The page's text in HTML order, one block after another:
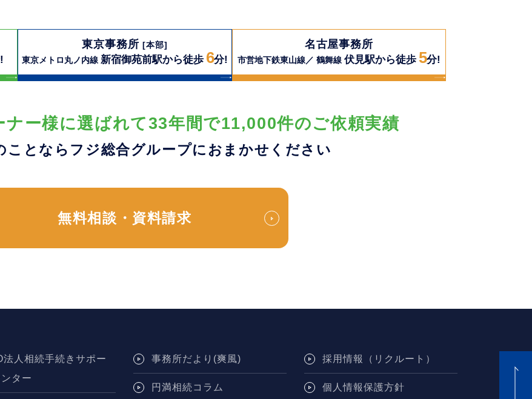
東京事務所[本部]
東京メトロ丸ノ内線 新宿御苑前駅から徒歩 6分!
名古屋事務所
市営地下鉄東山線／ 鶴舞線 伏見駅から徒歩 5分!
ナー様に選ばれて33年間で11,000件のご依頼実績
ことならフジ総合グループに おまかせください
無料相談・資料請求
法人相続手続きサポー
ンター
事務所だより(爽風)
円満相続コラム
採用情報（リクルート）
個人情報保護方針